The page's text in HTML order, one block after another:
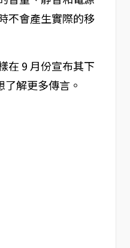
不會產生實際的移
在 9 月份宣布其下
解更多傳言。